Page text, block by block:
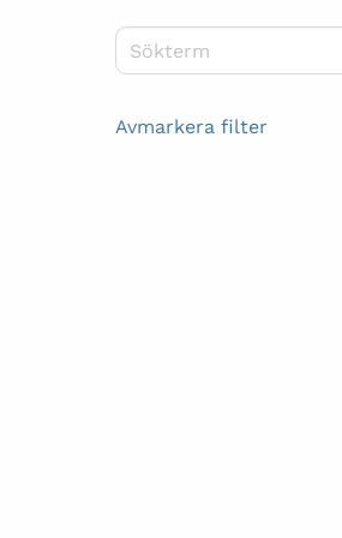
Sök kurser
Avmarkera filter